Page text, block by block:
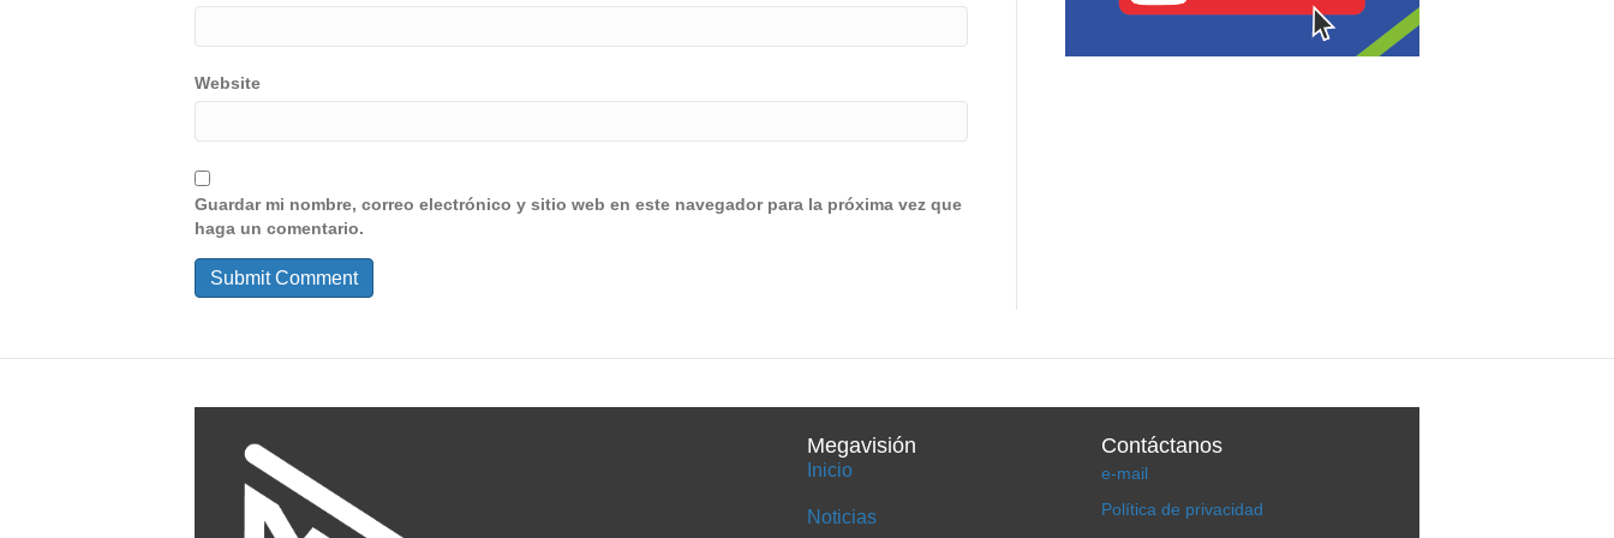
Website
Guardar mi nombre, correo electrónico y sitio web en este navegador para la próxima vez que
haga un comentario.
Megavisión
Inicio
Noticias
Contáctanos
e-mail
Política de privacidad